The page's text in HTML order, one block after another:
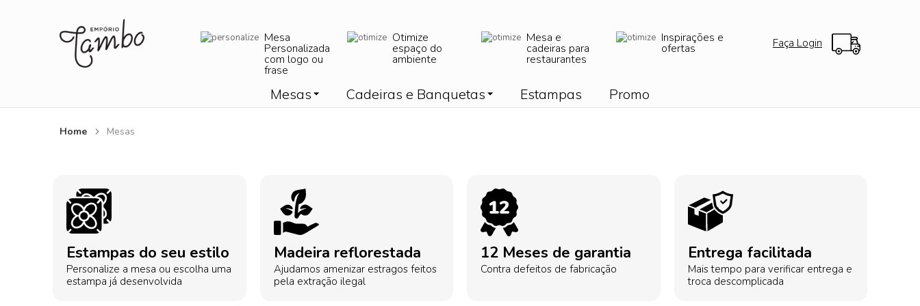
Mesa
Personalizada
com logo ou
frase
Otimize
espaço do
ambiente
Mesa e
cadeiras para
restaurantes
Inspirações e
ofertas Faça Login
Mesas Cadeiras e Banquetas Estampas Promo
Home Mesas
Estampas do seu estilo
Personalize a mesa ou escolha uma
estampa já desenvolvida
Madeira reflorestada
Ajudamos amenizar estragos feitos
pela extração ilegal
12 Meses de garantia
Contra defeitos de fabricação
Entrega facilitada
Mais tempo para verificar entrega e
troca descomplicada